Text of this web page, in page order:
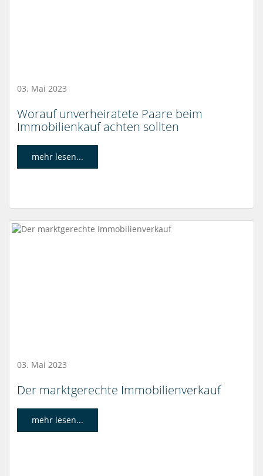
03. Mai 2023
Worauf unverheiratete Paare beim
Immobilienkauf achten sollten
mehr lesen...
03. Mai 2023
Der marktgerechte Immobilienverkauf
mehr lesen...